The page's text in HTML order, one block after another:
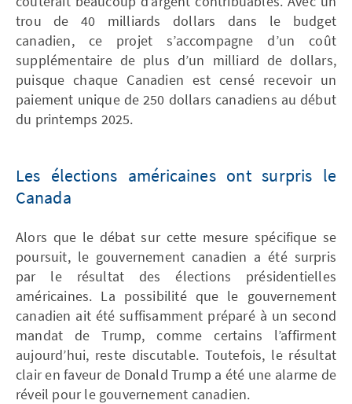
trou de 40 milliards dollars dans le budget
canadien, ce projet s’accompagne d’un coût
supplémentaire de plus d’un milliard de dollars,
puisque chaque Canadien est censé recevoir un
paiement unique de 250 dollars canadiens au début
du printemps 2025.
Les élections américaines ont surpris le
Canada
Alors que le débat sur cette mesure spécifique se
poursuit, le gouvernement canadien a été surpris
par le résultat des élections présidentielles
américaines. La possibilité que le gouvernement
canadien ait été suffisamment préparé à un second
mandat de Trump, comme certains l’affirment
aujourd’hui, reste discutable. Toutefois, le résultat
clair en faveur de Donald Trump a été une alarme de
réveil pour le gouvernement canadien.